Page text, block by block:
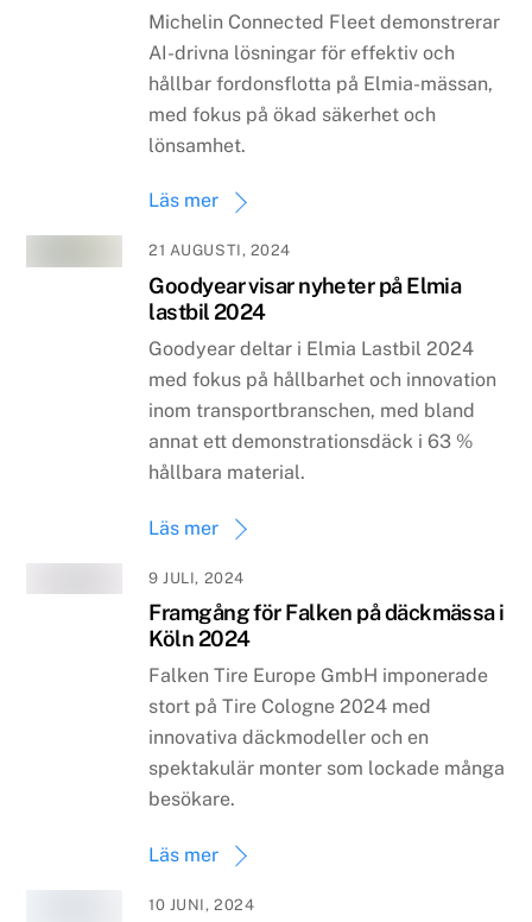
Michelin Connected Fleet demonstrerar
AI-drivna lösningar för effektiv och
hållbar fordonsflotta på Elmia-mässan,
med fokus på ökad säkerhet och
lönsamhet.
Läs mer
21 AUGUSTI, 2024
Goodyear visar nyheter på Elmia
lastbil 2024
Goodyear deltar i Elmia Lastbil 2024
med fokus på hållbarhet och innovation
inom transportbranschen, med bland
annat ett demonstrationsdäck i 63 %
hållbara material.
Läs mer
9 JULI, 2024
Framgång för Falken på däckmässa i
Köln 2024
Falken Tire Europe GmbH imponerade
stort på Tire Cologne 2024 med
innovativa däckmodeller och en
spektakulär monter som lockade många
besökare.
Läs mer
10 JUNI, 2024